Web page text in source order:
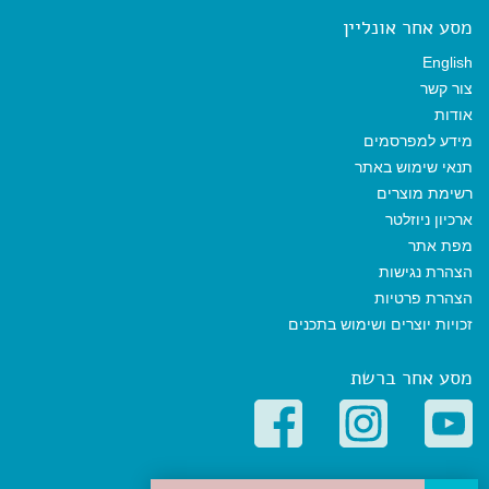
מסע אחר אונליין
English
צור קשר
אודות
מידע למפרסמים
תנאי שימוש באתר
רשימת מוצרים
ארכיון ניוזלטר
מפת אתר
הצהרת נגישות
הצהרת פרטיות
זכויות יוצרים ושימוש בתכנים
מסע אחר ברשת